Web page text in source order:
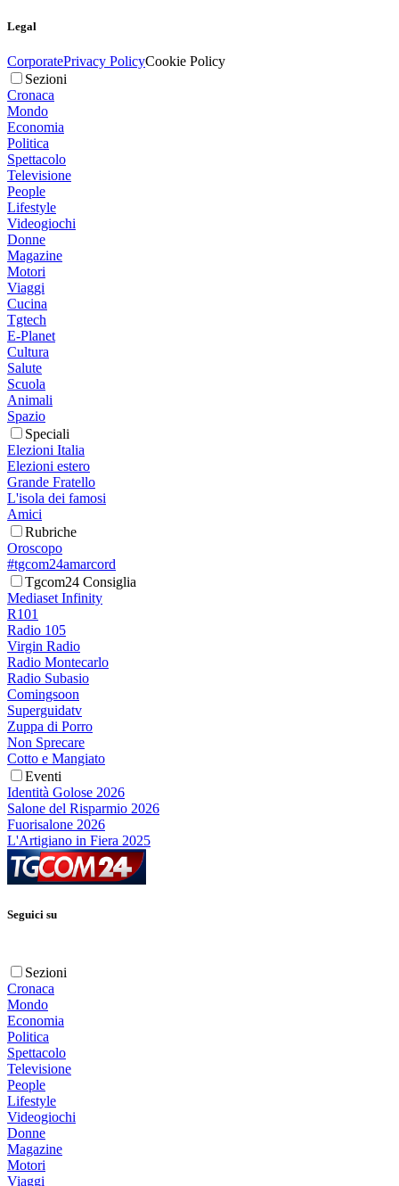
Legal
CorporatePrivacy PolicyCookie Policy
Sezioni
Cronaca
Mondo
Economia
Politica
Spettacolo
Televisione
People
Lifestyle
Videogiochi
Donne
Magazine
Motori
Viaggi
Cucina
Tgtech
E-Planet
Cultura
Salute
Scuola
Animali
Spazio
Speciali
Elezioni Italia
Elezioni estero
Grande Fratello
L'isola dei famosi
Amici
Rubriche
Oroscopo
#tgcom24amarcord
Tgcom24 Consiglia
Mediaset Infinity
R101
Radio 105
Virgin Radio
Radio Montecarlo
Radio Subasio
Comingsoon
Superguidatv
Zuppa di Porro
Non Sprecare
Cotto e Mangiato
Eventi
Identità Golose 2026
Salone del Risparmio 2026
Fuorisalone 2026
L'Artigiano in Fiera 2025
Seguici su
Sezioni
Cronaca
Mondo
Economia
Politica
Spettacolo
Televisione
People
Lifestyle
Videogiochi
Donne
Magazine
Motori
Viaggi